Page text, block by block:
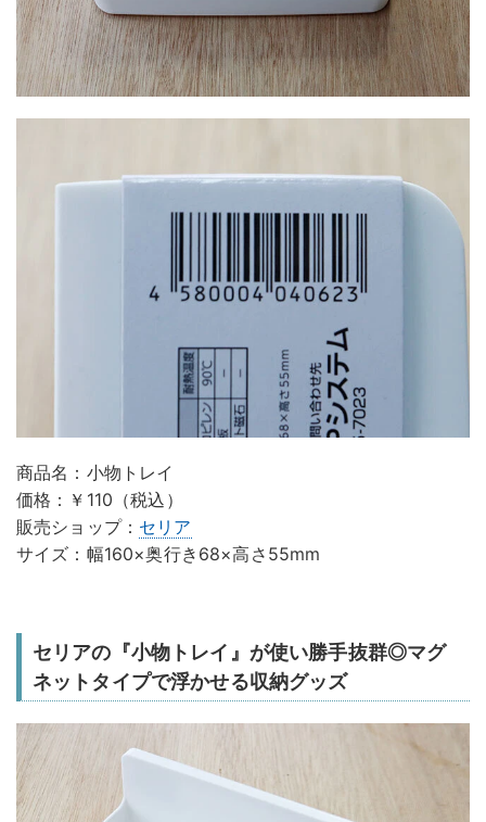
商品名：小物トレイ
価格：￥110（税込）
販売ショップ： セリア
サイズ：幅160×奥行き68×高さ55mm
セリアの『小物トレイ』が使い勝手抜群◎マグ
ネットタイプで浮かせる収納グッズ